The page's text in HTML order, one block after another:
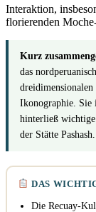
Interaktion,
florierenden
Kurz
das
Ikonographie. Sie
hinterließ wichtige
der Stätte Pashash.
DAS
Die Recuay-